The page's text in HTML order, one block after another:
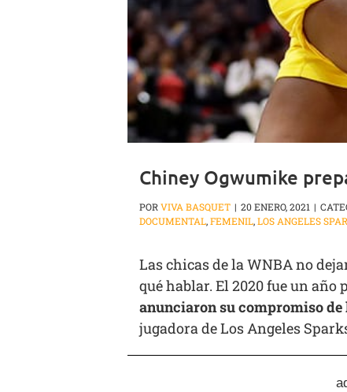
Chiney Ogwumike
PORVIVA BASQUET | 20 ENERO, 2021 |
DOCUMENTAL,FEMENIL,LOS ANGELES
Las chicas de la WNBA no
qué hablar. El 2020 fue un
anunciaron su compromiso
jugadora de Los Angeles